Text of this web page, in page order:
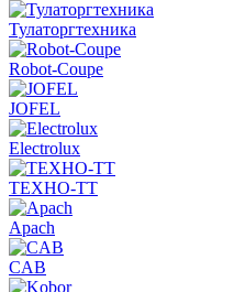
Тулаторгтехника
Robot-Coupe
JOFEL
Electrolux
ТЕХНО-ТТ
Apach
CAB